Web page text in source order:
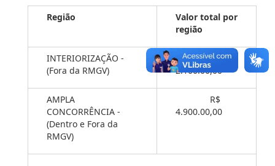
Região
Valor total por
região
INTERIORIZAÇÃO -
(Fora da RMGV)
R$
2.100.00,00
AMPLA
CONCORRÊNCIA -
(Dentro e Fora da
RMGV)
R$
4.900.00,00